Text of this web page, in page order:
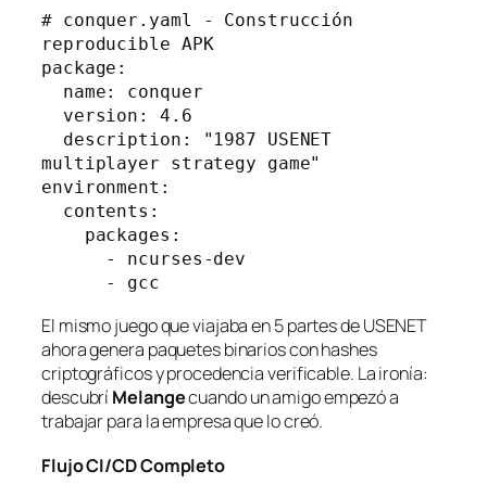
# conquer.yaml - Construcción
reproducible APK
package:
name: conquer
version: 4.6
description: "1987 USENET
multiplayer strategy game"
environment:
contents:
packages:
- ncurses-dev
- gcc
El mismo juego que viajaba en 5 partes de USENET
ahora genera paquetes binarios con hashes
criptográficos y procedencia verificable. La ironía:
descubrí Melangecuando un amigo empezó a
trabajar para la empresa que lo creó.
Flujo CI/CD Completo